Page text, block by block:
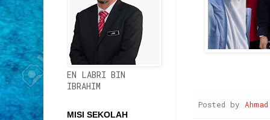
Posted by
EN LABRI BIN
IBRAHIM
MISI SEKOLAH